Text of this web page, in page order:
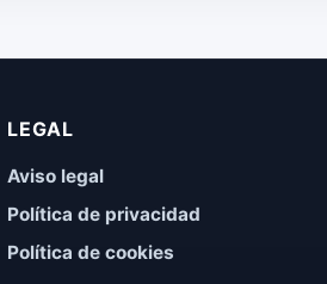
LEGAL
Aviso legal
Política de privacidad
Política de cookies